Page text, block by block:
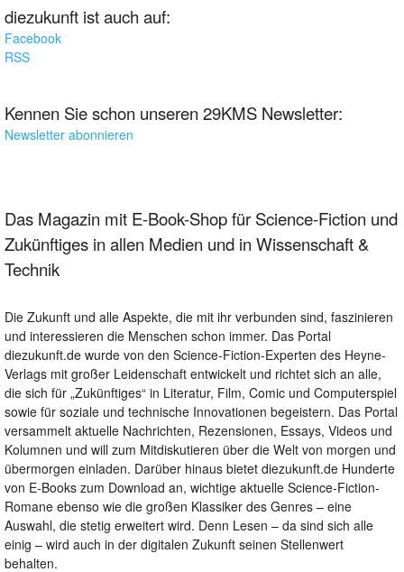
diezukunft ist auch auf:
Facebook
RSS
Kennen Sie schon unseren 29KMS Newsletter:
Newsletter abonnieren
Das Magazin mit E-Book-Shop für Science-Fiction und
Zukünftiges in allen Medien und in Wissenschaft &
Technik
Die Zukunft und alle Aspekte, die mit ihr verbunden sind, faszinieren
und interessieren die Menschen schon immer. Das Portal
diezukunft.de wurde von den Science-Fiction-Experten des Heyne-
Verlags mit großer Leidenschaft entwickelt und richtet sich an alle,
die sich für „Zukünftiges“ in Literatur, Film, Comic und Computerspiel
sowie für soziale und technische Innovationen begeistern. Das Portal
versammelt aktuelle Nachrichten, Rezensionen, Essays, Videos und
Kolumnen und will zum Mitdiskutieren über die Welt von morgen und
übermorgen einladen. Darüber hinaus bietet diezukunft.de Hunderte
von E-Books zum Download an, wichtige aktuelle Science-Fiction-
Romane ebenso wie die großen Klassiker des Genres – eine
Auswahl, die stetig erweitert wird. Denn Lesen – da sind sich alle
einig – wird auch in der digitalen Zukunft seinen Stellenwert
behalten.